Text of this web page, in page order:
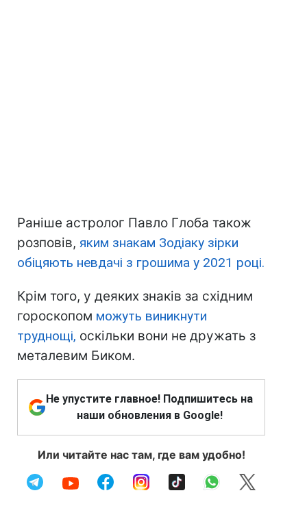
Раніше астролог Павло Глоба також
розповів, яким знакам Зодіаку зірки
обіцяють невдачі з грошима у 2021 році.
Крім того, у деяких знаків за східним
гороскопом можуть виникнути
труднощі, оскільки вони не дружать з
металевим Биком.
Не упустите главное! Подпишитесь на
наши обновления в Google!
Или читайте нас там, где вам удобно!